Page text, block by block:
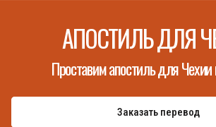
АПОСТИЛЬ ДЛЯ
Проставим апостиль для
Заказать перевод